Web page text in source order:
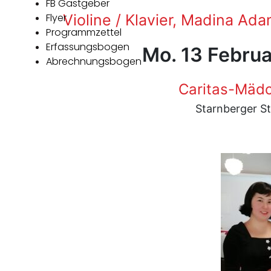
FB Gastgeber
Flyer
Programmzettel
Erfassungsbogen
Abrechnungsbogen
Violine / Klavier, Madina
Mo. 13
Caritas-
Starnberger